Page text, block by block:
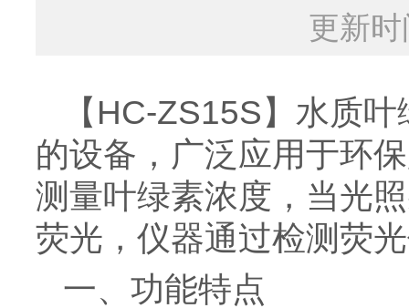
更新
【HC-ZS15S】水质
的设备，广泛应用于环
测量叶绿素浓度，当光
荧光，仪器通过检测荧
一、功能特点